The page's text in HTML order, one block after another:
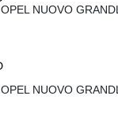
OPEL NUOVO
OPEL NUOVO